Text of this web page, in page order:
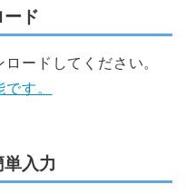
ード
ードしてください。
す。
入力